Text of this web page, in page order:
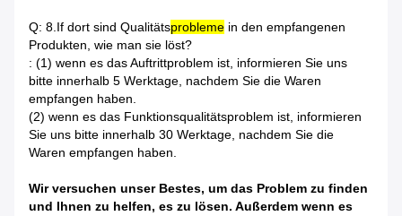
Q: 8.If dort sind Qualitätsprobleme in den empfangenen
Produkten, wie man sie löst?
: (1) wenn es das Auftrittproblem ist, informieren Sie uns
bitte innerhalb 5 Werktage, nachdem Sie die Waren
empfangen haben.
(2) wenn es das Funktionsqualitätsproblem ist, informieren
Sie uns bitte innerhalb 30 Werktage, nachdem Sie die
Waren empfangen haben.
Wir versuchen unser Bestes, um das Problem zu finden
und Ihnen zu helfen, es zu lösen. Außerdem wenn es